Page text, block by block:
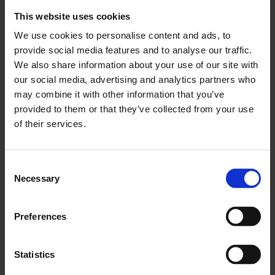
This website uses cookies
We use cookies to personalise content and ads, to
provide social media features and to analyse our traffic.
We also share information about your use of our site with
our social media, advertising and analytics partners who
may combine it with other information that you’ve
provided to them or that they’ve collected from your use
of their services.
Selection
Necessary
Preferences
Statistics
Apoi monitorizează ce angajați au luat ce camionetă
și ce unelte.
În același timp, baza de date centrală afișează
instrumentele disponibile.
Următorul ordin de lucru este apoi trimis angajaților
disponibili pentru a preselecta vehiculele și uneltele
disponibile.
preluate, stocate și analizate.
relevante (de exemplu, contabilitatea).
Deoarece totul este automatizat, nu este nevoie ca
Totul este disponibil prin simpla apăsare a unui